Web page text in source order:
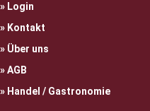
Login
Kontakt
Über uns
AGB
Handel / Gastronomie